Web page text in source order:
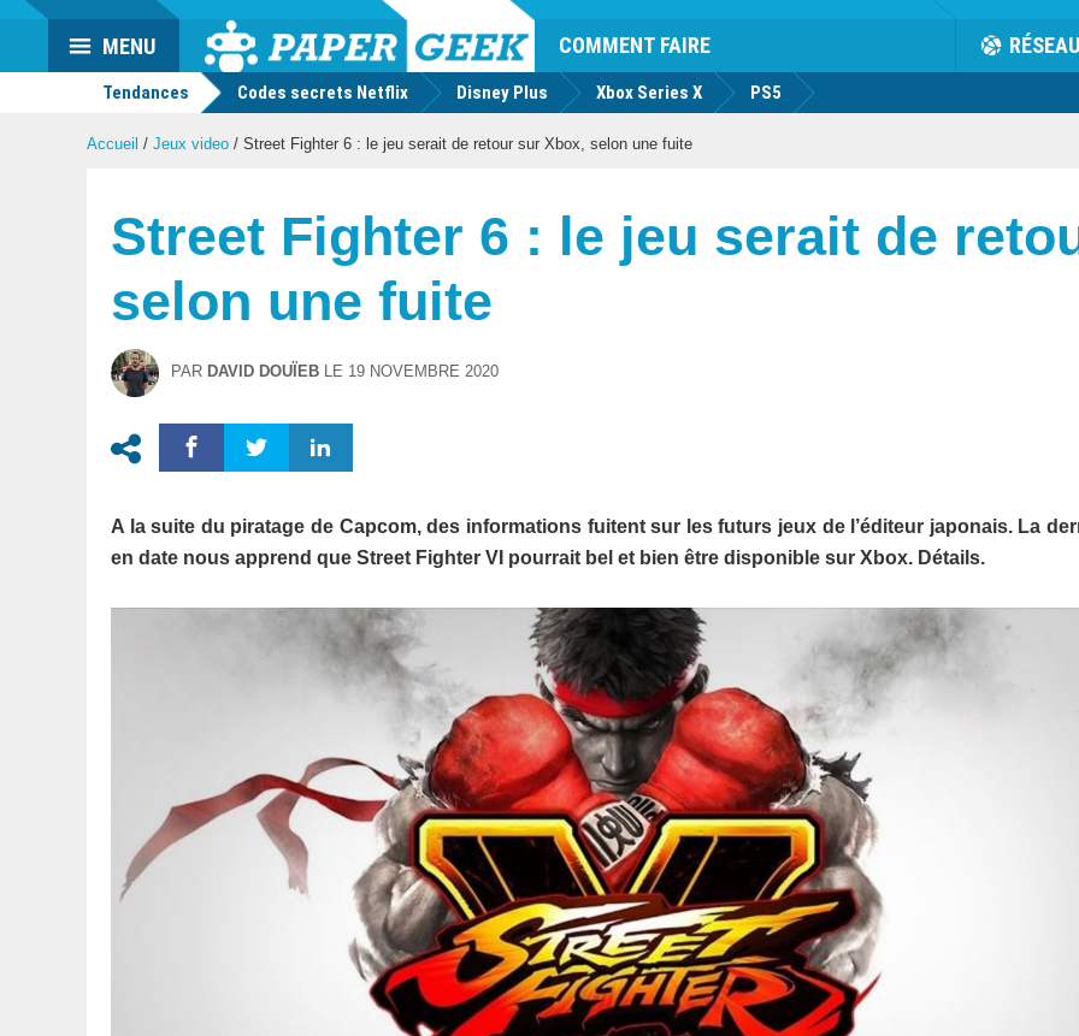
Actu
geek
COMMENT FAIRE RÉSEAU
MENU
Tendances Codes secrets Netflix Disney Plus Xbox Series X PS5
Accueil / Jeux video / Street Fighter 6 : le jeu serait de retour sur Xbox, selon une fuite
Street Fighter 6 : le jeu serait de
selon une fuite
PAR DAVID DOUÏEB LE 19 NOVEMBRE 2020
A la suite du piratage de Capcom, des informations fuitent sur les futurs jeux de l’éditeur japonais. La
en date nous apprend que Street Fighter VI pourrait bel et bien être disponible sur Xbox. Détails.